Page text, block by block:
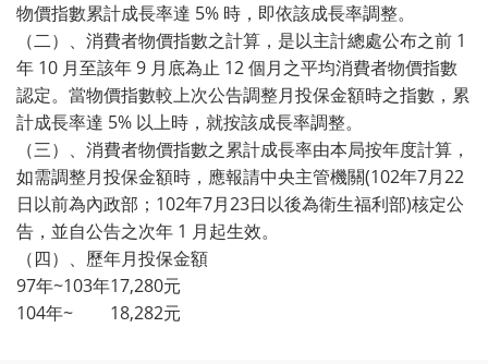
物價指數累計成長率達 5% 時，即依該成長率調整。
（二）、消費者物價指數之計算，是以主計總處公布之前 1
年 10 月至該年 9 月底為止 12 個月之平均消費者物價指數
認定。當物價指數較上次公告調整月投保金額時之指數，累
計成長率達 5% 以上時，就按該成長率調整。
（三）、消費者物價指數之累計成長率由本局按年度計算，
如需調整月投保金額時，應報請中央主管機關(102年7月22
日以前為內政部；102年7月23日以後為衛生福利部)核定公
告，並自公告之次年 1 月起生效。
（四）、歷年月投保金額
97年~103年17,280元
104年~
18,282元